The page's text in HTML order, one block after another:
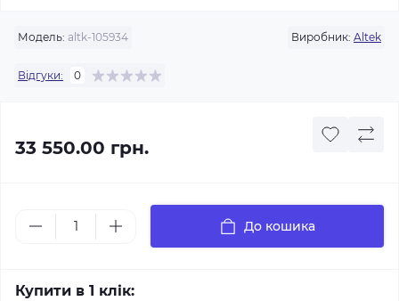
Модель: altk-105934 Виробник: Altek
Відгуки: 0
33 550.00 грн.
До кошика
Купити в 1 клік: